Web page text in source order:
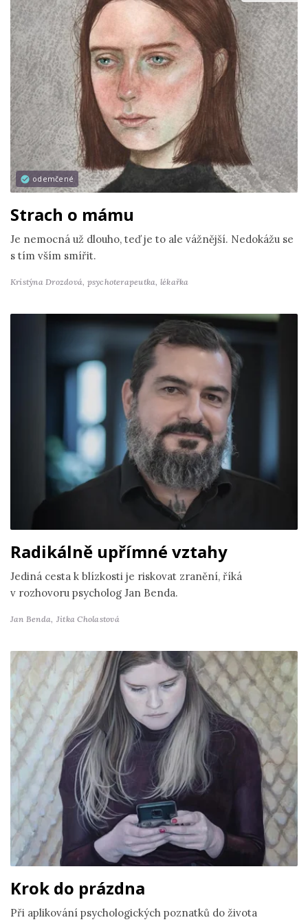
odemčené
Strach o mámu
Je nemocná už dlouho, teď je to ale vážnější. Nedokážu se
s tím vším smířit.
Kristýna Drozdová, psychoterapeutka, lékařka
Radikálně upřímné vztahy
Jediná cesta k blízkosti je riskovat zranění, říká
v rozhovoru psycholog Jan Benda.
Jan Benda, Jitka Cholastová
Krok do prázdna
Při aplikování psychologických poznatků do života